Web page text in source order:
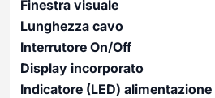
Finestra visuale
Lunghezza cavo
Interrutore On/Off
Display incorporato
Indicatore (LED) alimentazione